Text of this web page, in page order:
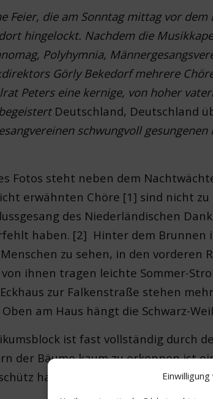
Feier, die am Sonntag mittag vor
hingelockt. Nachdem die
Polyhymnia,
Görly Bekedorf mehrere
Peters eine kernige, von hoher
Deutschland, Deutschland
schwungvoll
Fotos steht neben dem
erwähnten Chöre [1] sind nicht
des Niederländischen
haben. [2] Hinter dem Brunnen
zu sehen, in den vorderen
ihnen tragen leichte Sommer-
zur Falkenstraße stehen
am Haus hängt die Schwarz-
ist fast vollständig durch
der Bäume kaum zu erkennen ist
handeln, das hier auf einem